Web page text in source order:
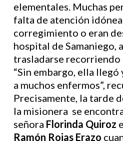
elementales. Muchas
falta de atención idónea
corregimiento o eran
hospital de Samaniego,
trasladarse recorriendo
“Sin embargo, ella
a muchos enfermos”,
Precisamente, la tarde
la misionera se
señora Florinda Quiroz
Ramón Rojas Erazo